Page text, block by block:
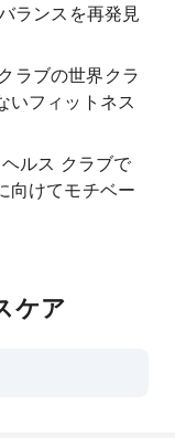
ランスを再発見
ラブの世界クラ
いフィットネス
ルス クラブで
向けてモチベー
ケア